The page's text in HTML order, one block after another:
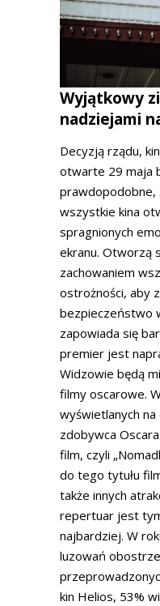
Wyjątkowy
nadziejami
Decyzją rządu,
otwarte 29 maja
prawdopodobne,
wszystkie kina
spragnionych
ekranu. Otworzą
zachowaniem
ostrożności, aby
bezpieczeństwo
zapowiada się
premier jest
Widzowie będą
filmy oscarowe.
wyświetlanych
zdobywca
film, czyli
do tego tytułu
także innych
repertuar jest
najbardziej. W
luzowań
kin Helios, 53%